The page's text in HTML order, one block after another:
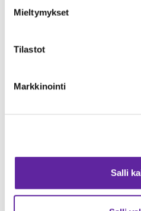
Mieltymykset
Tilastot
Markkinointi
Salli
Vähähiilinen
Kirkkonummen